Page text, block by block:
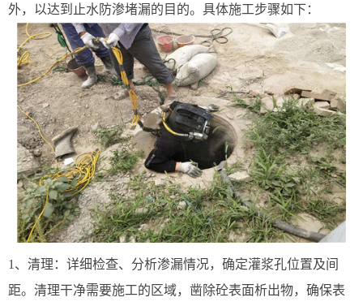
外，以达到止水防渗堵漏的目的。具体施工步骤如下：
1、清理：详细检查、分析渗漏情况，确定灌浆孔位置及间
距。清理干净需要施工的区域，凿除砼表面析出物，确保表